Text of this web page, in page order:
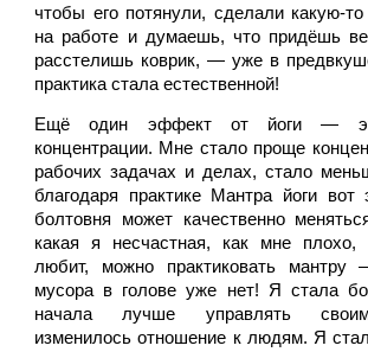
чтобы его потянули, сделали какую-
на работе и думаешь, что придёшь
расстелишь коврик, — уже в
практика стала естественной!
Ещё один эффект от йоги —
концентрации. Мне стало проще
рабочих задачах и делах, стало
благодаря практике Мантра йоги вот
болтовня может качественно
какая я несчастная, как мне плохо,
любит, можно практиковать мантру
мусора в голове уже нет! Я стала
начала лучше управлять
изменилось отношение к людям. Я